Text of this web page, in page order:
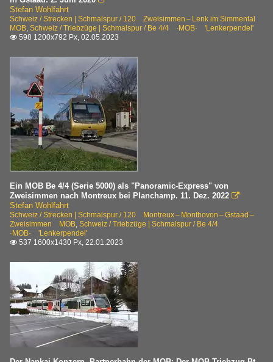
Stefan Wohlfahrt
Schweiz / Strecken | Schmalspur / 120 Zweisimmen – Lenk im Simmental
MOB, Schweiz / Triebzüge | Schmalspur / Be 4/4 ·MOB· 'Lenkerpendel'
 598 1200x792 Px, 02.05.2023
Ein MOB Be 4/4 (Serie 5000) als "Panoramic-Express" von
Zweisimmen nach Montreux bei Planchamp. 11. Dez. 2022 
Stefan Wohlfahrt
Schweiz / Strecken | Schmalspur / 120 Montreux – Montbovon – Gstaad –
Zweisimmen MOB, Schweiz / Triebzüge | Schmalspur / Be 4/4
·MOB· 'Lenkerpendel'
 537 1600x1430 Px, 22.01.2023